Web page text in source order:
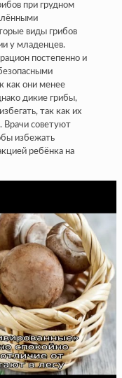
при грудном
виды грибов
у младенцев.
постепенно и
как они менее
дикие грибы,
так как их
Врачи советуют
избежать
ребёнка на